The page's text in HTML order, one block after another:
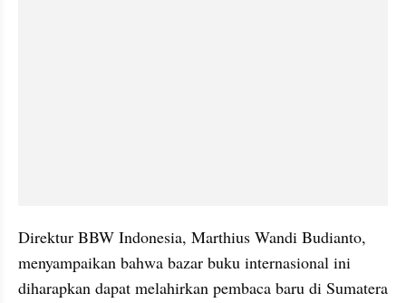
Direktur BBW Indonesia, Marthius Wandi Budianto,
menyampaikan bahwa bazar buku internasional ini
diharapkan dapat melahirkan pembaca baru di Sumatera